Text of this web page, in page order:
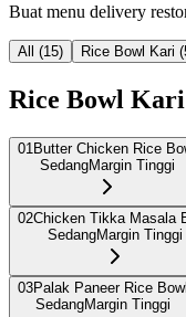
Buat menu delivery
All (15) Rice Bowl Kari (
Rice Bowl Kari
01 Butter Chicken Rice
SedangMargin Tinggi
02Chicken Tikka Masala
SedangMargin Tinggi
03Palak Paneer Rice Bowl
SedangMargin Tinggi